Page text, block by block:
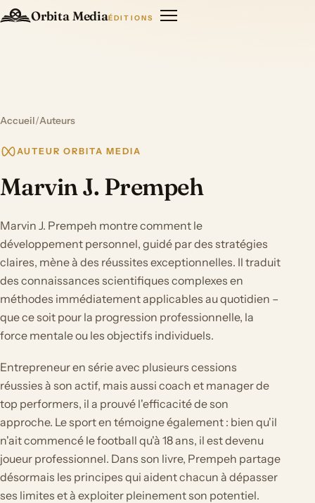
Orbita MediaÉDITIONS
Accueil/Auteurs
AUTEUR ORBITA MEDIA
Marvin J. Prempeh
Marvin J. Prempeh montre comment le
développement personnel, guidé par des stratégies
claires, mène à des réussites exceptionnelles. Il traduit
des connaissances scientifiques complexes en
méthodes immédiatement applicables au quotidien –
que ce soit pour la progression professionnelle, la
force mentale ou les objectifs individuels.
Entrepreneur en série avec plusieurs cessions
réussies à son actif, mais aussi coach et manager de
top performers, il a prouvé l'efficacité de son
approche. Le sport en témoigne également : bien qu'il
n'ait commencé le football qu'à 18 ans, il est devenu
joueur professionnel. Dans son livre, Prempeh partage
désormais les principes qui aident chacun à dépasser
ses limites et à exploiter pleinement son potentiel.